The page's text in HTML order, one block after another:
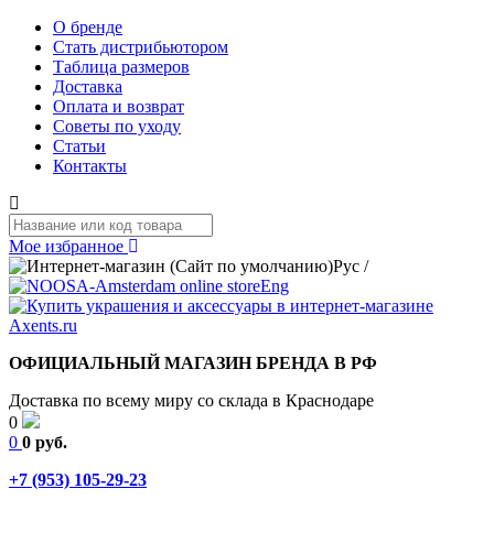
О бренде
Стать дистрибьютором
Таблица размеров
Доставка
Оплата и возврат
Советы по уходу
Статьи
Контакты
Мое избранное
Рус /
Eng
ОФИЦИАЛЬНЫЙ МАГАЗИН БРЕНДА В РФ
Доставка по всему миру со склада в Краснодаре
0
0 0 руб.
+7 (953) 105-29-23